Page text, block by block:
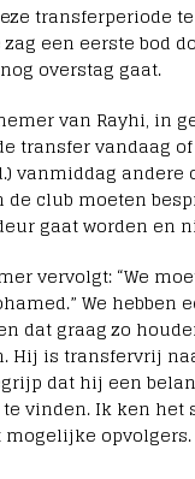
transferperiode
een eerste bod
overstag gaat.
van Rayhi, in
transfer vandaag
vanmiddag
club moeten
gaat worden en
vervolgt: “We
We hebben
dat graag zo
Hij is transfervrij
dat hij een
vinden. Ik ken